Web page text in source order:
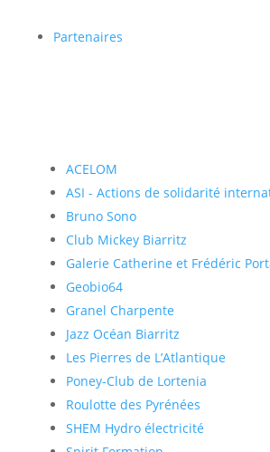
Partenaires
ACELOM
ASI - Actions de solidarité
Bruno Sono
Club Mickey Biarritz
Galerie Catherine et Frédéric
Geobio64
Granel Charpente
Jazz Océan Biarritz
Les Pierres de L’Atlantique
Poney-Club de Lortenia
Roulotte des Pyrénées
SHEM Hydro électricité